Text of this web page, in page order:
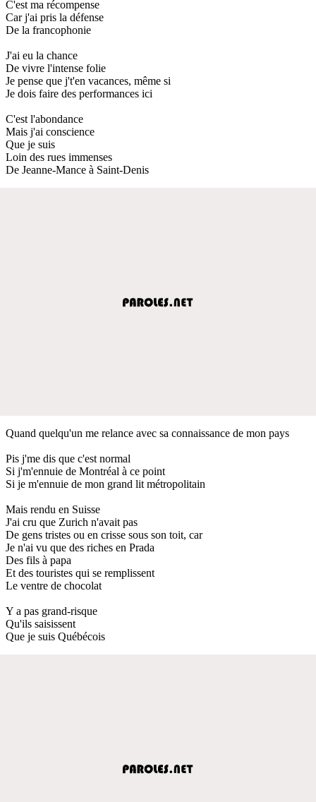
C'est ma récompense
Car j'ai pris la défense
De la francophonie
J'ai eu la chance
De vivre l'intense folie
Je pense que j't'en vacances, même si
Je dois faire des performances ici
C'est l'abondance
Mais j'ai conscience
Que je suis
Loin des rues immenses
De Jeanne-Mance à Saint-Denis
Quand quelqu'un me relance avec sa connaissance de mon pays
Pis j'me dis que c'est normal
Si j'm'ennuie de Montréal à ce point
Si je m'ennuie de mon grand lit métropolitain
Mais rendu en Suisse
J'ai cru que Zurich n'avait pas
De gens tristes ou en crisse sous son toit, car
Je n'ai vu que des riches en Prada
Des fils à papa
Et des touristes qui se remplissent
Le ventre de chocolat
Y a pas grand-risque
Qu'ils saisissent
Que je suis Québécois